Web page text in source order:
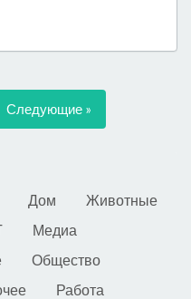
Следующие »
Дом
Животные
Медиа
Общество
Работа